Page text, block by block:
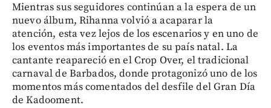
Mientras sus seguidores continúan a la espera de un
nuevo álbum, Rihanna volvió a acaparar la
atención, esta vez lejos de los escenarios y en uno de
los eventos más importantes de su país natal. La
cantante reapareció en el Crop Over, el tradicional
carnaval de Barbados, donde protagonizó uno de los
momentos más comentados del desfile del Gran Día
de Kadooment.